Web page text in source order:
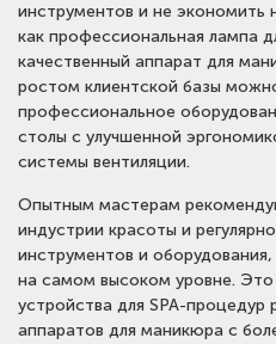
инструментов и не экономить
как профессиональная лампа
качественный аппарат для
ростом клиентской базы
профессиональное
столы с улучшенной
системы вентиляции.
Опытным мастерам
индустрии красоты и
инструментов и оборудования,
на самом высоком уровне.
устройства для SPA-процедур
аппаратов для маникюра с